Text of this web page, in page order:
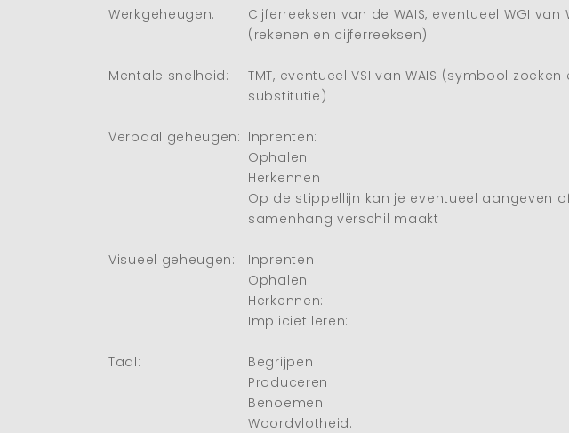
Werkgeheugen:
Cijferreeksen van de WAIS, eventueel WGI van
(rekenen en cijferreeksen)
Mentale snelheid:
TMT, eventueel VSI van WAIS (symbool zoeken
substitutie)
Verbaal geheugen: Inprenten:
Ophalen:
Herkennen
Op de stippellijn kan je eventueel aangeven
samenhang verschil maakt
Visueel geheugen: Inprenten
Ophalen:
Herkennen:
Impliciet leren:
Taal: Begrijpen
Produceren
Benoemen
Woordvlotheid: